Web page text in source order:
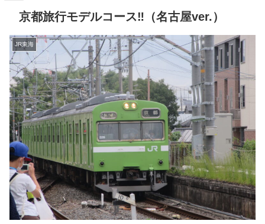
京都旅行モデルコース‼（名古屋ver.）
JR東海